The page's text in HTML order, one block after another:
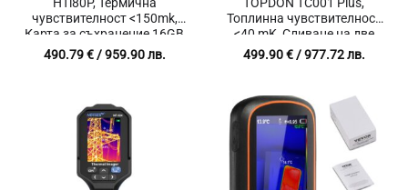
чувствителност <150mk,
Карта за съхранение 16GB
Micro SD, Акумулаторна
батерия 1300mAh
490.79€/ 959.90 лв.
Топлинна чувствителност
<40 mK, Сливане на две
изображения,
Температурен диапазон
499.90€/ 977.72 лв.